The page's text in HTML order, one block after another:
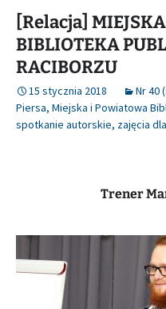
[Relacja]
BIBLIOTEKA
RACIBORZU
15 stycznia 2018 Nr 40
Piersa, Miejska i Powiatowa
spotkanie autorskie, zajęcia
Trener